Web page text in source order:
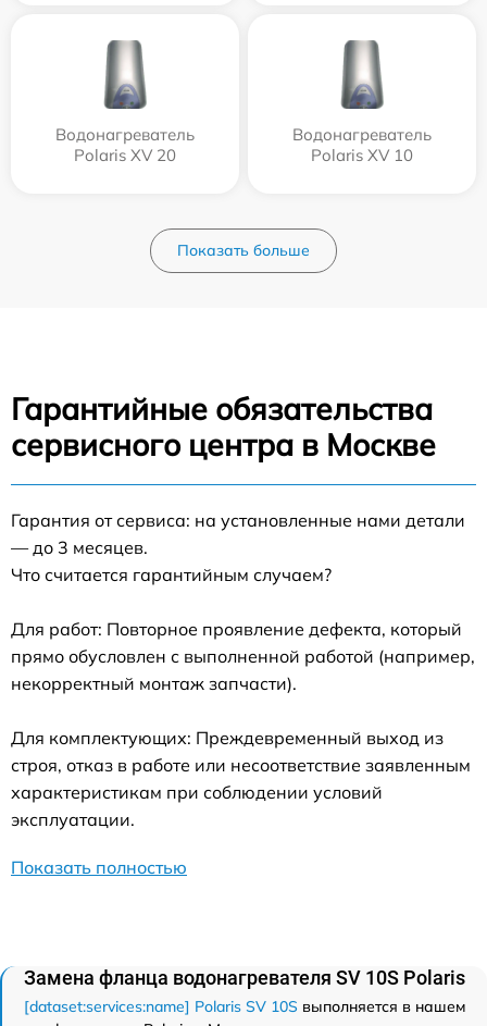
Водонагреватель
Polaris XV 20
Водонагреватель
Polaris XV 10
Показать больше
Гарантийные обязательства
сервисного центра в Москве
Гарантия от сервиса: на установленные нами детали
— до 3 месяцев.
Что считается гарантийным случаем?
Для работ: Повторное проявление дефекта, который
прямо обусловлен с выполненной работой (например,
некорректный монтаж запчасти).
Для комплектующих: Преждевременный выход из
строя, отказ в работе или несоответствие заявленным
характеристикам при соблюдении условий
эксплуатации.
Показать полностью
Замена фланца водонагревателя SV 10S Polaris
[dataset:services:name] Polaris SV 10S выполняется в нашем